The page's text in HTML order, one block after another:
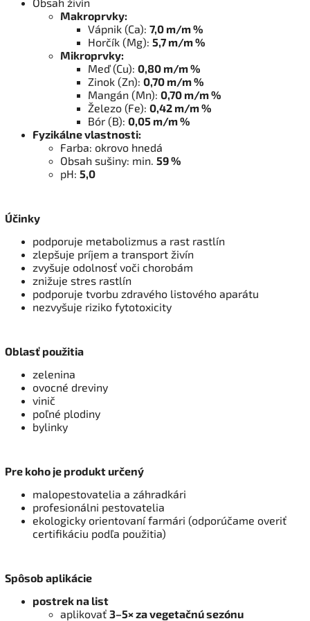
Obsah živín
Makroprvky:
Vápnik (Ca): 7,0 m/m %
Horčík (Mg): 5,7 m/m %
Mikroprvky:
Meď (Cu): 0,80 m/m %
Zinok (Zn): 0,70 m/m %
Mangán (Mn): 0,70 m/m %
Železo (Fe): 0,42 m/m %
Bór (B): 0,05 m/m %
Fyzikálne vlastnosti:
Farba: okrovo hnedá
Obsah sušiny: min. 59 %
pH: 5,0
Účinky
podporuje metabolizmus a rast rastlín
zlepšuje príjem a transport živín
zvyšuje odolnosť voči chorobám
znižuje stres rastlín
podporuje tvorbu zdravého listového aparátu
nezvyšuje riziko fytotoxicity
Oblasť použitia
zelenina
ovocné dreviny
vinič
poľné plodiny
bylinky
Pre koho je produkt určený
malopestovatelia a záhradkári
profesionálni pestovatelia
ekologicky orientovaní farmári (odporúčame overiť
certifikáciu podľa použitia)
Spôsob aplikácie
postrek na list
aplikovať 3–5× za vegetačnú sezónu